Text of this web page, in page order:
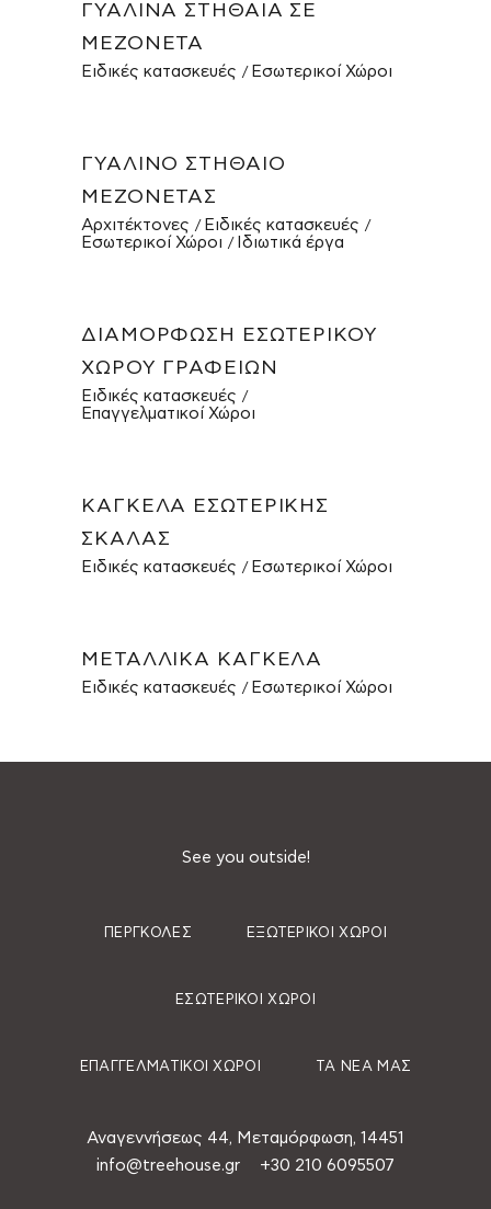
ΓΥΆΛΙΝΑ ΣΤΗΘΑΊΑ ΣΕ
ΜΕΖΟΝΈΤΑ
Ειδικές κατασκευές Εσωτερικοί Χώροι
ΓΥΆΛΙΝΟ ΣΤΗΘΑΊΟ
ΜΕΖΟΝΈΤΑΣ
Αρχιτέκτονες
Ειδικές κατασκευές
Εσωτερικοί Χώροι
Ιδιωτικά έργα
ΔΙΑΜΌΡΦΩΣΗ ΕΣΩΤΕΡΙΚΟΎ
ΧΏΡΟΥ ΓΡΑΦΕΊΩΝ
Ειδικές κατασκευές
Επαγγελματικοί Χώροι
ΚΆΓΚΕΛΑ ΕΣΩΤΕΡΙΚΉΣ
ΣΚΆΛΑΣ
Ειδικές κατασκευές Εσωτερικοί Χώροι
ΜΕΤΑΛΛΙΚΆ ΚΆΓΚΕΛΑ
Ειδικές κατασκευές Εσωτερικοί Χώροι
See you outside!
ΠΈΡΓΚΟΛΕΣ ΕΞΩΤΕΡΙΚΟΊ ΧΏΡΟΙ
ΕΣΩΤΕΡΙΚΟΊ ΧΏΡΟΙ
ΕΠΑΓΓΕΛΜΑΤΙΚΟΊ ΧΏΡΟΙ ΤΑ ΝΈΑ ΜΑΣ
Αναγεννήσεως 44, Μεταμόρφωση, 14451
info@treehouse.gr
+30 210 6095507